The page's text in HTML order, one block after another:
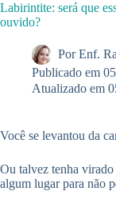
Labirintite: será que
ouvido?
Por Enf.
Publicado em
Atualizado em
Você se levantou da
Ou talvez tenha virado
algum lugar para não